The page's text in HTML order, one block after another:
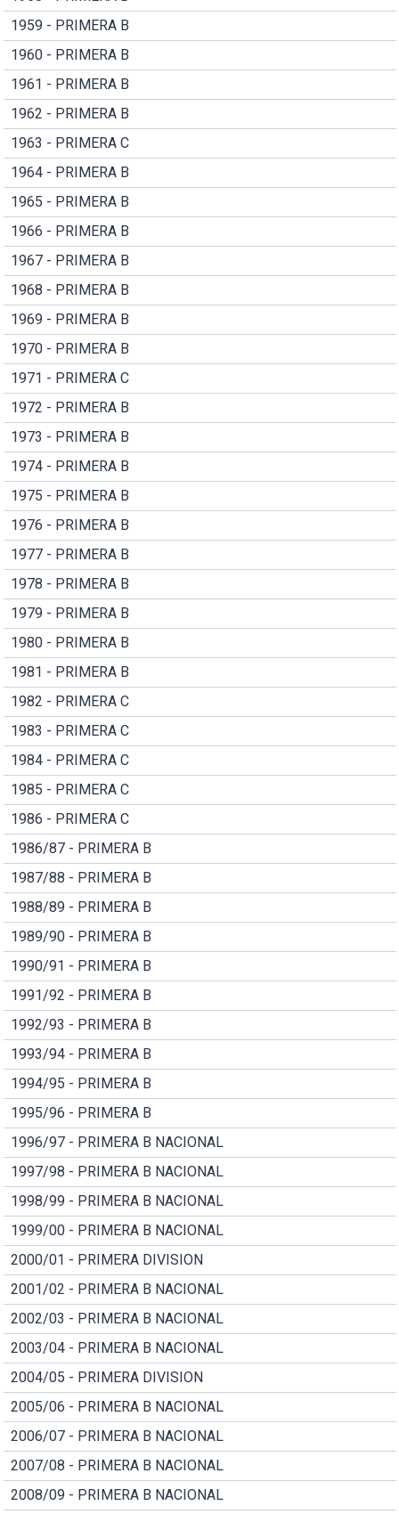
1959 - PRIMERA B
1960 - PRIMERA B
1961 - PRIMERA B
1962 - PRIMERA B
1963 - PRIMERA C
1964 - PRIMERA B
1965 - PRIMERA B
1966 - PRIMERA B
1967 - PRIMERA B
1968 - PRIMERA B
1969 - PRIMERA B
1970 - PRIMERA B
1971 - PRIMERA C
1972 - PRIMERA B
1973 - PRIMERA B
1974 - PRIMERA B
1975 - PRIMERA B
1976 - PRIMERA B
1977 - PRIMERA B
1978 - PRIMERA B
1979 - PRIMERA B
1980 - PRIMERA B
1981 - PRIMERA B
1982 - PRIMERA C
1983 - PRIMERA C
1984 - PRIMERA C
1985 - PRIMERA C
1986 - PRIMERA C
1986/87 - PRIMERA B
1987/88 - PRIMERA B
1988/89 - PRIMERA B
1989/90 - PRIMERA B
1990/91 - PRIMERA B
1991/92 - PRIMERA B
1992/93 - PRIMERA B
1993/94 - PRIMERA B
1994/95 - PRIMERA B
1995/96 - PRIMERA B
1996/97 - PRIMERA B NACIONAL
1997/98 - PRIMERA B NACIONAL
1998/99 - PRIMERA B NACIONAL
1999/00 - PRIMERA B NACIONAL
2000/01 - PRIMERA DIVISION
2001/02 - PRIMERA B NACIONAL
2002/03 - PRIMERA B NACIONAL
2003/04 - PRIMERA B NACIONAL
2004/05 - PRIMERA DIVISION
2005/06 - PRIMERA B NACIONAL
2006/07 - PRIMERA B NACIONAL
2007/08 - PRIMERA B NACIONAL
2008/09 - PRIMERA B NACIONAL